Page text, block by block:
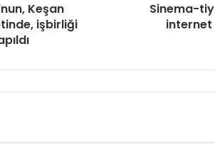
Keşan
işbirliği
Sinema-